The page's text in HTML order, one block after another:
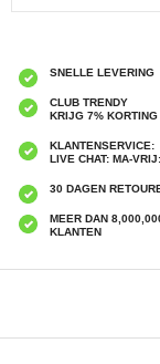
SNELLE LEVERING
CLUB TRENDY
KRIJG 7% KORTING
KLANTENSERVICE:
LIVE CHAT: MA-
30 DAGEN
MEER DAN
KLANTEN